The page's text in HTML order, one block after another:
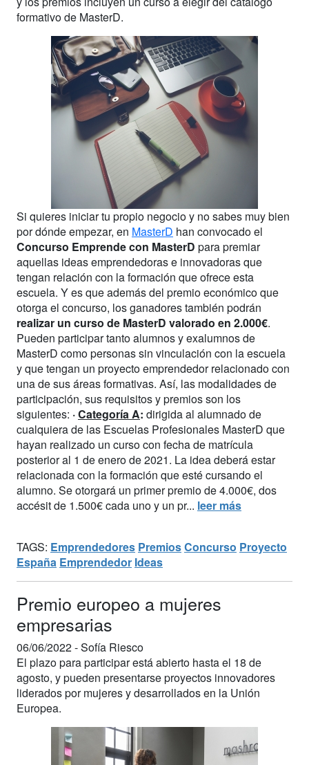
formativo de MasterD.
Si quieres iniciar tu propio negocio y no sabes muy bien
por dónde empezar, en MasterD han convocado el
Concurso Emprende con MasterD para premiar
aquellas ideas emprendedoras e innovadoras que
tengan relación con la formación que ofrece esta
escuela. Y es que además del premio económico que
otorga el concurso, los ganadores también podrán
realizar un curso de MasterD valorado en 2.000€.
Pueden participar tanto alumnos y exalumnos de
MasterD como personas sin vinculación con la escuela
y que tengan un proyecto emprendedor relacionado con
una de sus áreas formativas. Así, las modalidades de
participación, sus requisitos y premios son los
siguientes: ·Categoría A: dirigida al alumnado de
cualquiera de las Escuelas Profesionales MasterD que
hayan realizado un curso con fecha de matrícula
posterior al 1 de enero de 2021. La idea deberá estar
relacionada con la formación que esté cursando el
alumno. Se otorgará un primer premio de 4.000€, dos
accésit de 1.500€ cada uno y un pr... leer más
TAGS: Emprendedores PremiosConcurso Proyecto
España Emprendedor Ideas
Premio europeo a mujeres
empresarias
06/06/2022 -Sofía Riesco
El plazo para participar está abierto hasta el 18 de
agosto, y pueden presentarse proyectos innovadores
liderados por mujeres y desarrollados en la Unión
Europea.